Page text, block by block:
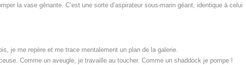
la vase gênante. C’est une sorte d’aspirateur sous-marin géant, identique à celui
je me repère et me trace mentalement un plan de la galerie.
Comme un aveugle, je travaille au toucher. Comme un shaddock je pompe !